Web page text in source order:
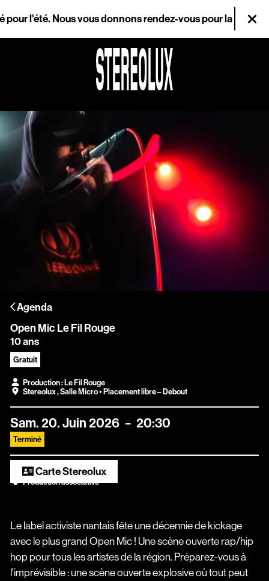
l'été. Nous vous donnons rendez-vous pour la
Agenda
Open Mic Le Fil Rouge
10 ans
Gratuit
Production : Le Fil Rouge
Stereolux,Salle Micro• Placement libre – Debout
Sam.20.Juin2026 20:30
Terminé
Carte Stereolux
Productionassociative
Le label activiste nantais fête une décennie de kickage
avec le plus grand Open Mic ! Une scène ouverte rap/hip
hoppour tous les artistes de la région. Préparez-vous à
l'imprévisible : une scène ouverte explosive où tout peut
Agenda
Magazine
Stereolux
Arts & cultures
numériques
Infos pratiques
Scopitone
Accessibilité
Prévention des violences et signalement
Association Songo
Résidences
Espace pro
Partenaires
Location / Privatisation